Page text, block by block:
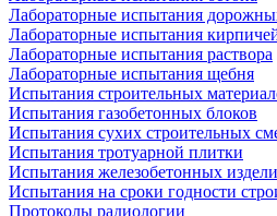
Лабораторные испытания
Лабораторные испытания
Лабораторные испытания раствора
Лабораторные испытания щебня
Испытания строительных
Испытания газобетонных блоков
Испытания сухих строительных
Испытания тротуарной плитки
Испытания железобетонных
Испытания на сроки годности
Протоколы радиологии